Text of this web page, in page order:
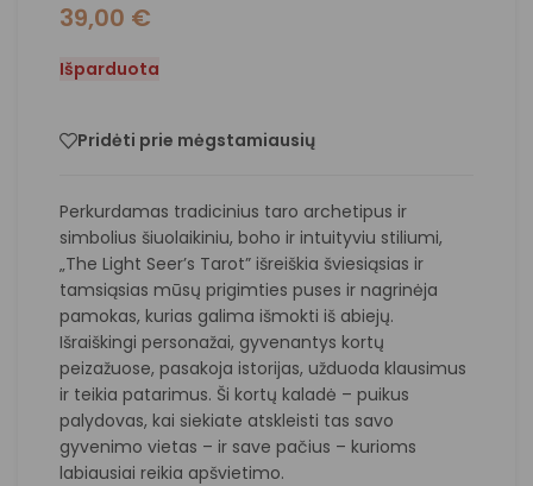
39,00 €
Išparduota
Pridėti prie mėgstamiausių
Perkurdamas tradicinius taro archetipus ir
simbolius šiuolaikiniu, boho ir intuityviu stiliumi,
„The Light Seer’s Tarot” išreiškia šviesiąsias ir
tamsiąsias mūsų prigimties puses ir nagrinėja
pamokas, kurias galima išmokti iš abiejų.
Išraiškingi personažai, gyvenantys kortų
peizažuose, pasakoja istorijas, užduoda klausimus
ir teikia patarimus. Ši kortų kaladė – puikus
palydovas, kai siekiate atskleisti tas savo
gyvenimo vietas – ir save pačius – kurioms
labiausiai reikia apšvietimo.